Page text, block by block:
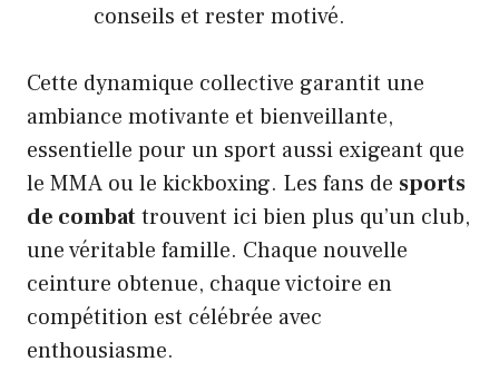
conseils et rester motivé.
Cette dynamique collective garantit une
ambiance motivante et bienveillante,
essentielle pour un sport aussi exigeant que
le MMA ou le kickboxing. Les fans de sports
de combattrouvent ici bien plus qu’un club,
une véritable famille. Chaque nouvelle
ceinture obtenue, chaque victoire en
compétition est célébrée avec
enthousiasme.